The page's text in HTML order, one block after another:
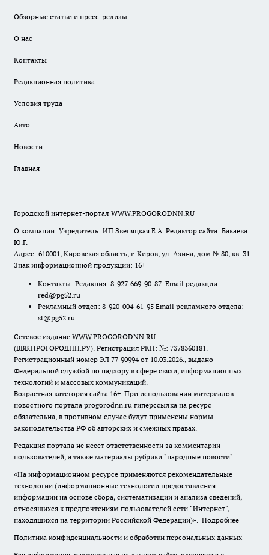
Обзорные статьи и пресс-релизы
О нас
Контакты
Редакционная политика
Условия труда
Авто
Новости
Главная
Городской интернет-портал WWW.PROGORODNN.RU
О компании: Учредитель: ИП Звеняцкая Е.А. Редактор сайта: Бакаева
Ю.Г.
Адрес: 610001, Кировская область, г. Киров, ул. Азина, дом № 80, кв. 31
Знак информационной продукции: 16+
Контакты: Редакция: 8-927-669-90-87 Email редакции:
red@pg52.ru
Рекламный отдел: 8-920-004-61-95 Email рекламного отдела:
st@pg52.ru
Сетевое издание WWW.PROGORODNN.RU
(ВВВ.ПРОГОРОДНН.РУ). Регистрация РКН: №: 7378360181.
Регистрационный номер ЭЛ 77-90994 от 10.03.2026., выдано
Федеральной службой по надзору в сфере связи, информационных
технологий и массовых коммуникаций.
Возрастная категория сайта 16+. При использовании материалов
новостного портала progorodnn.ru гиперссылка на ресурс
обязательна, в противном случае будут применены нормы
законодательства РФ об авторских и смежных правах.
Редакция портала не несет ответственности за комментарии
пользователей, а также материалы рубрики "народные новости".
«На информационном ресурсе применяются рекомендательные
технологии (информационные технологии предоставления
информации на основе сбора, систематизации и анализа сведений,
относящихся к предпочтениям пользователей сети "Интернет",
находящихся на территории Российской Федерации)». Подробнее
Политика конфиденциальности и обработки персональных данных